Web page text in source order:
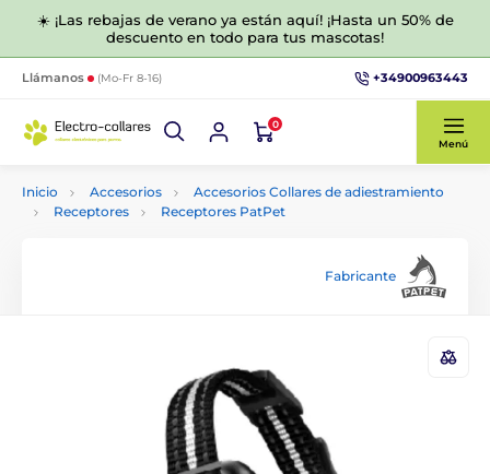
☀️ ¡Las rebajas de verano ya están aquí! ¡Hasta un 50% de
descuento en todo para tus mascotas!
Llámanos (Mo-Fr 8-16) +34900963443
0
Menú
Inicio Accesorios
Accesorios Collares de adiestramiento
Receptores
Receptores PatPet
Fabricante